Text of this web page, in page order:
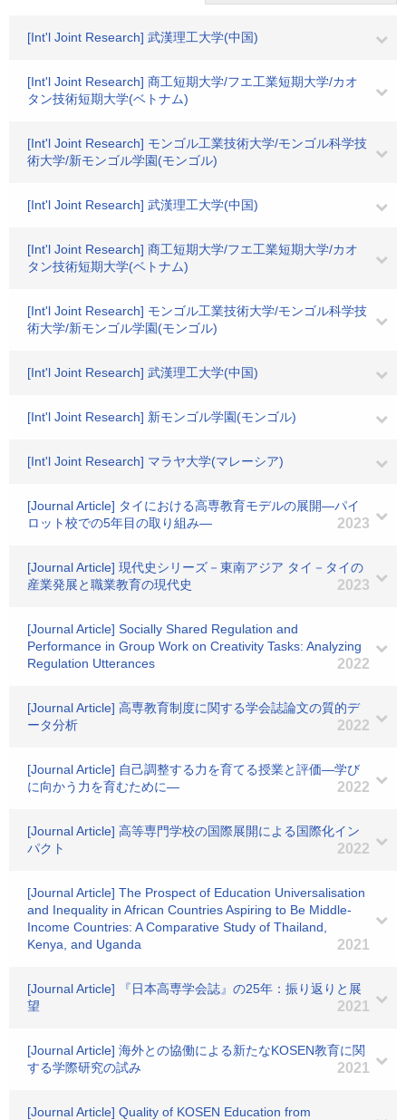
[Int'l Joint Research] 武漢理工大学(中国)
[Int'l Joint Research] 商工短期大学/フエ工業短期大学/カオ
タン技術短期大学(ベトナム)
[Int'l Joint Research] モンゴル工業技術大学/モンゴル科学技
術大学/新モンゴル学園(モンゴル)
[Int'l Joint Research] 武漢理工大学(中国)
[Int'l Joint Research] 商工短期大学/フエ工業短期大学/カオ
タン技術短期大学(ベトナム)
[Int'l Joint Research] モンゴル工業技術大学/モンゴル科学技
術大学/新モンゴル学園(モンゴル)
[Int'l Joint Research] 武漢理工大学(中国)
[Int'l Joint Research] 新モンゴル学園(モンゴル)
[Int'l Joint Research] マラヤ大学(マレーシア)
[Journal Article] タイにおける高専教育モデルの展開―パイ
ロット校での5年目の取り組み―
2023
[Journal Article] 現代史シリーズ－東南アジア タイ－タイの
産業発展と職業教育の現代史
2023
[Journal Article] Socially Shared Regulation and
Performance in Group Work on Creativity Tasks: Analyzing
Regulation Utterances
2022
[Journal Article] 高専教育制度に関する学会誌論文の質的デ
ータ分析
2022
[Journal Article] 自己調整する力を育てる授業と評価―学び
に向かう力を育むために―
2022
[Journal Article] 高等専門学校の国際展開による国際化イン
パクト
2022
[Journal Article] The Prospect of Education Universalisation
and Inequality in African Countries Aspiring to Be Middle-
Income Countries: A Comparative Study of Thailand,
Kenya, and Uganda
2021
[Journal Article] 『日本高専学会誌』の25年：振り返りと展
望
2021
[Journal Article] 海外との協働による新たなKOSEN教育に関
する学際研究の試み
2021
[Journal Article] Quality of KOSEN Education from